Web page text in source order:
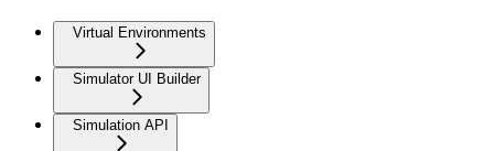
Virtual Environments
Simulator UI Builder
Simulation API